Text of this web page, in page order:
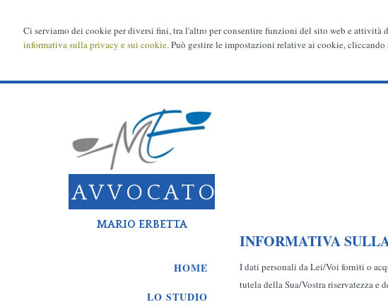
Ci serviamo dei cookie per diversi fini, tra l'altro per consentire funzioni del sito web e attività
informativa sulla privacy e sui cookie.Può gestire le impostazioni relative ai cookie, cliccando
AVVOCATO
MARIO ERBETTA
HOME
LO STUDIO
INFORMATIVA
I dati personali da Lei/Voi forniti o
tutela della Sua/Vostra riservatezza